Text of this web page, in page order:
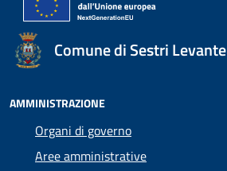
Comune di Sestri Levante
AMMINISTRAZIONE
Organi di governo
Aree amministrative